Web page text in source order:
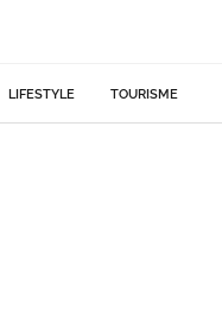
LIFESTYLE TOURISME